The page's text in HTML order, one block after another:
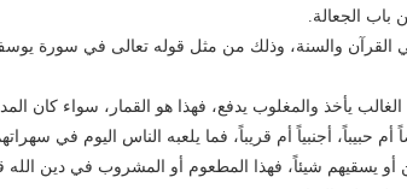
باب الجعالة.
القرآن والسنة، وذلك من مثل قوله تعالى في سورة
يأخذ والمغلوب يدفع، فهذا هو القمار، سواء كان
حبيباً، أجنبياً أم قريباً، فما يلعبه الناس اليوم في
يسقيهم شيئاً، فهذا المطعوم أو المشروب في دين الله